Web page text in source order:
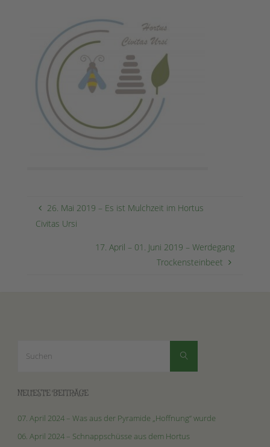
26. Mai 2019 – Es ist Mulchzeit im Hortus
Civitas Ursi
17. April – 01. Juni 2019 – Werdegang
Trockensteinbeet
Suchen
NEUESTE BEITRÄGE
07. April 2024 – Was aus der Pyramide „Hoffnung“ wurde
06. April 2024 – Schnappschüsse aus dem Hortus